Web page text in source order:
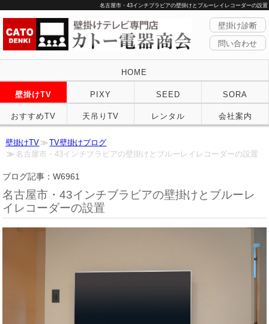
名古屋市・43インチブラビアの壁掛けとブルーレイレコーダーの設置
壁掛け診断
問い合わせ
HOME
壁掛けTV PIXY SEED SORA
おすすめTV 天吊りTV レンタル 会社案内
壁掛けTV
TV壁掛けブログ
名古屋市・43インチブラビアの壁掛けとブルーレイレコーダーの設置
ブログ記事：W6961
名古屋市・43インチブラビアの壁掛けとブルーレ
イレコーダーの設置